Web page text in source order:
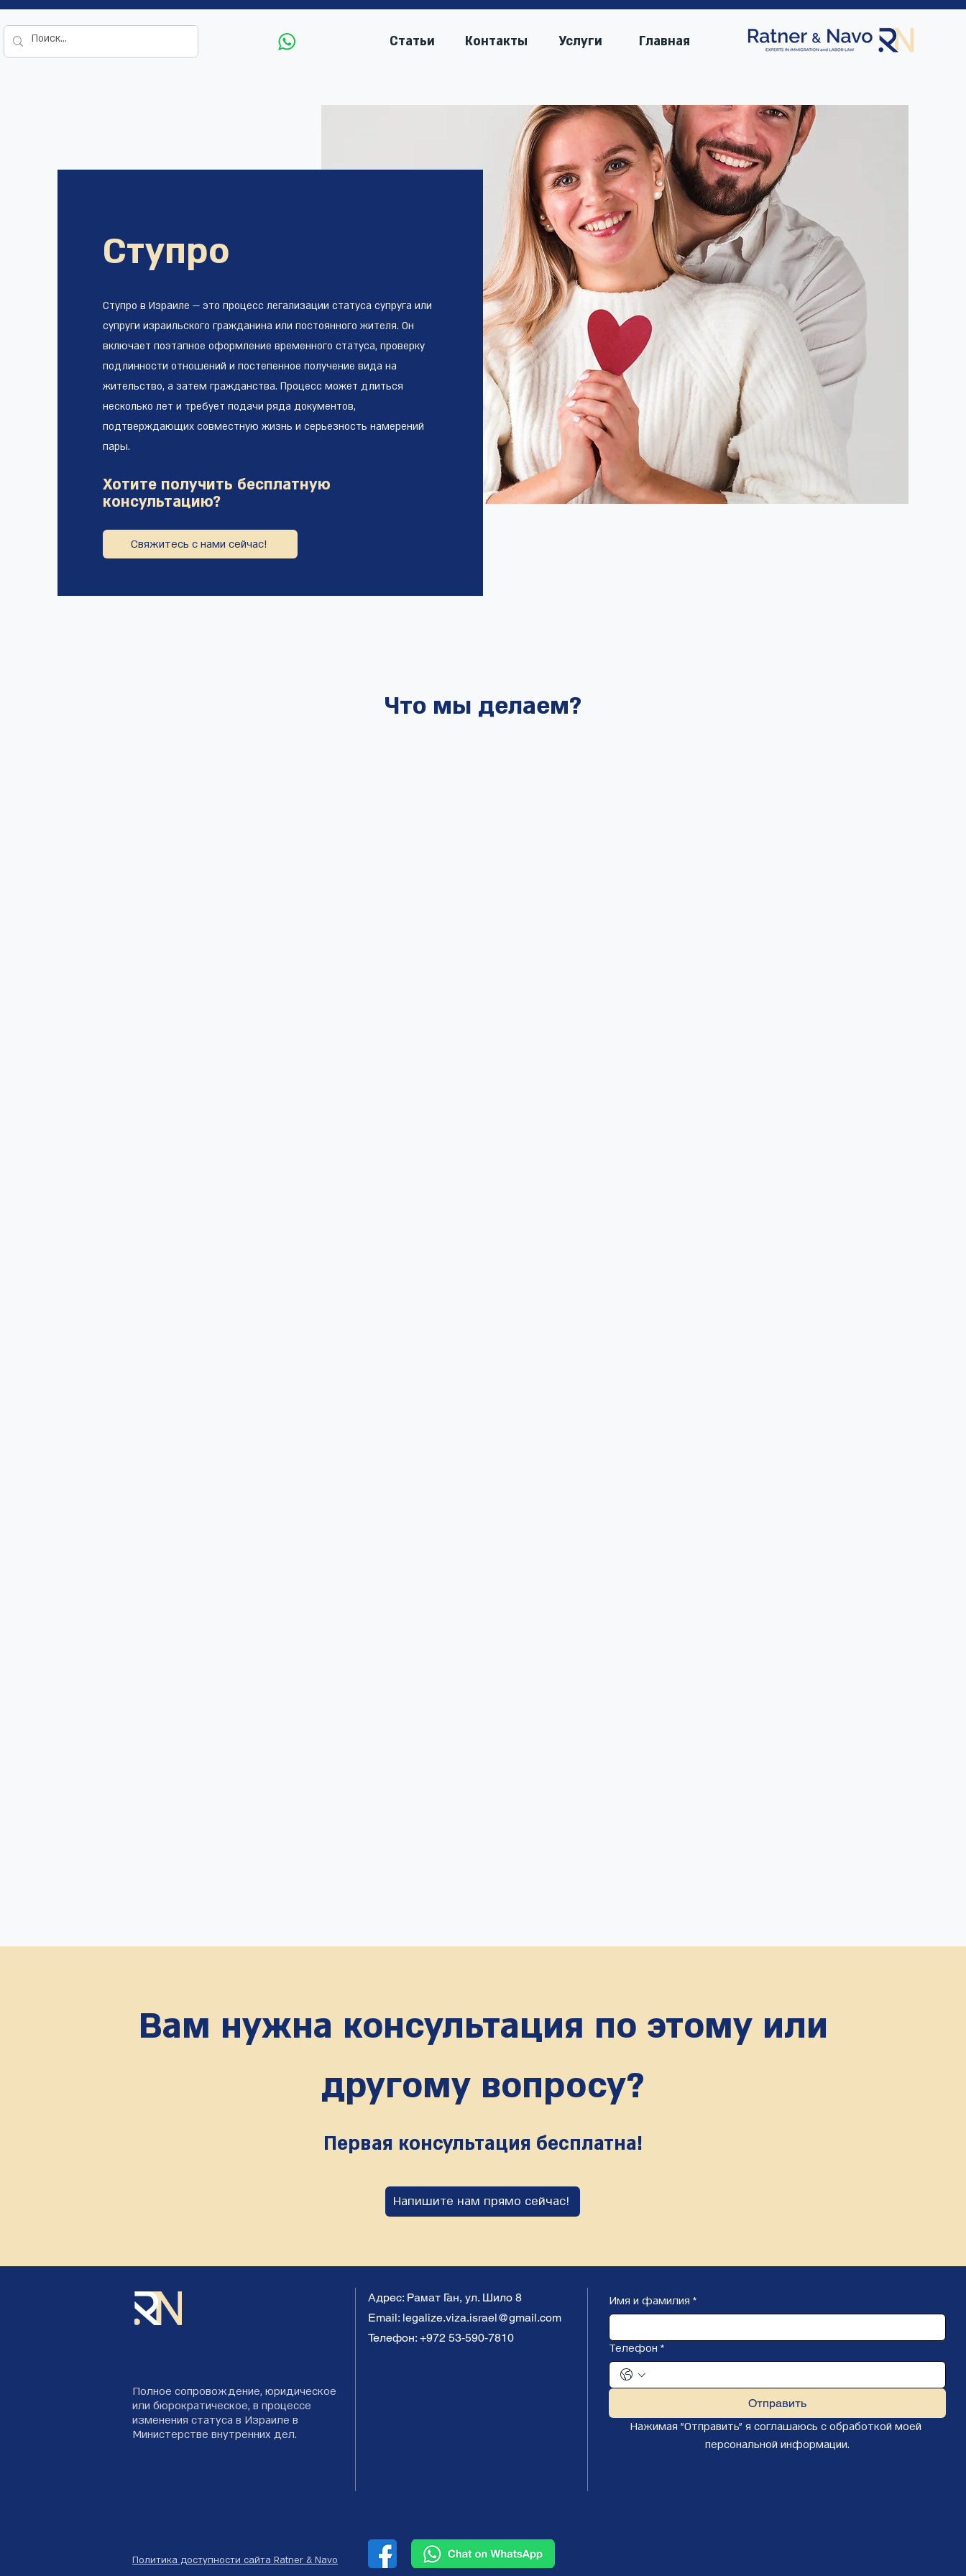
Главная
Услуги
Контакты
Статьи
Ступро
Ступро в Израиле — это процесс легализации статуса супруга или
супруги израильского гражданина или постоянного жителя. Он
включает поэтапное оформление временного статуса, проверку
подлинности отношений и постепенное получение вида на
жительство, а затем гражданства. Процесс может длиться
несколько лет и требует подачи ряда документов,
подтверждающих совместную жизнь и серьезность намерений
пары.
Хотите получить бесплатную
консультацию?
Свяжитесь с нами сейчас!
Что мы делаем?
Вам нужна консультация по этому или
другому вопросу?
Первая консультация бесплатна!
Напишите нам прямо сейчас!
Полное сопровождение, юридическое
или бюрократическое, в процессе
изменения статуса в Израиле в
Министерстве внутренних дел.
Адрес: Рамат Ган, ул. Шило 8
Email: legalize.viza.israel@gmail.com
Телефон: ‪+972 53‑590‑7810‬
Имя и фамилия *
Телефон *
Отправить
Нажимая "Отправить" я соглашаюсь с обработкой моей
персональной информации.
Политика доступности сайта Ratner & Navo